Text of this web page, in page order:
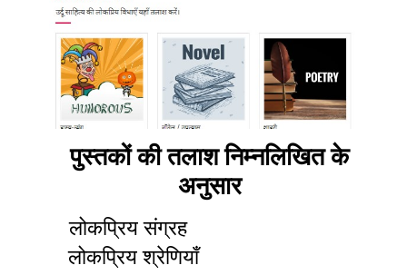
लोकप्रिय संग्रह
लोकप्रिय श्रेणियाँ
पुस्तकों की तलाश निम्नलिखित के
अनुसार